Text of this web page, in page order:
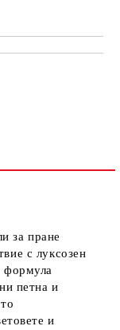
за пране
с луксозен
формула
петна и
и